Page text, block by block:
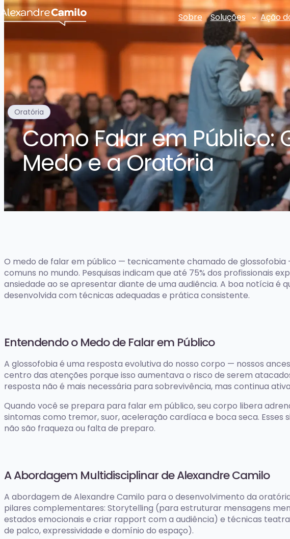
Sobre Soluções Ação
Oratória
Como Falar em Público:
Medo e a Oratória
O medo de falar em público — tecnicamente chamado de glossofobia
comuns no mundo. Pesquisas indicam que até 75% dos profissionais
ansiedade ao se apresentar diante de uma audiência. A boa notícia é
desenvolvida com técnicas adequadas e prática consistente.
Entendendo o Medo de Falar em Público
A glossofobia é uma resposta evolutiva do nosso corpo — nossos
centro das atenções porque isso aumentava o risco de serem
resposta não é mais necessária para sobrevivência, mas continua
Quando você se prepara para falar em público, seu corpo libera
sintomas como tremor, suor, aceleração cardíaca e boca seca. Esses
não são fraqueza ou falta de preparo.
A Abordagem Multidisciplinar de Alexandre Camilo
A abordagem de Alexandre Camilo para o desenvolvimento da
pilares complementares: Storytelling (para estruturar mensagens
estados emocionais e criar rapport com a audiência) e técnicas
de palco, expressividade e domínio do espaço).